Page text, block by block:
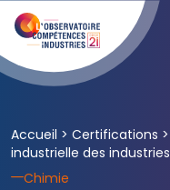
Accueil > Certifications >
industrielle des
Chimie